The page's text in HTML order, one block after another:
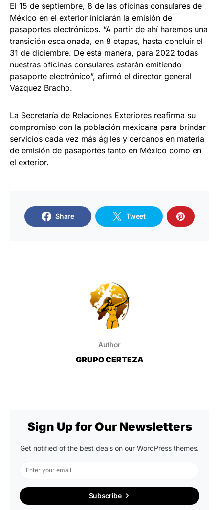
El 15 de septiembre, 8 de las oficinas consulares de
México en el exterior iniciarán la emisión de
pasaportes electrónicos. “A partir de ahí haremos una
transición escalonada, en 8 etapas, hasta concluir el
31 de diciembre. De esta manera, para 2022 todas
nuestras oficinas consulares estarán emitiendo
pasaporte electrónico”, afirmó el director general
Vázquez Bracho.
La Secretaría de Relaciones Exteriores reafirma su
compromiso con la población mexicana para brindar
servicios cada vez más ágiles y cercanos en materia
de emisión de pasaportes tanto en México como en
el exterior.
Share Tweet
Author
GRUPO CERTEZA
Sign Up for Our Newsletters
Get notified of the best deals on our WordPress themes.
Subscribe